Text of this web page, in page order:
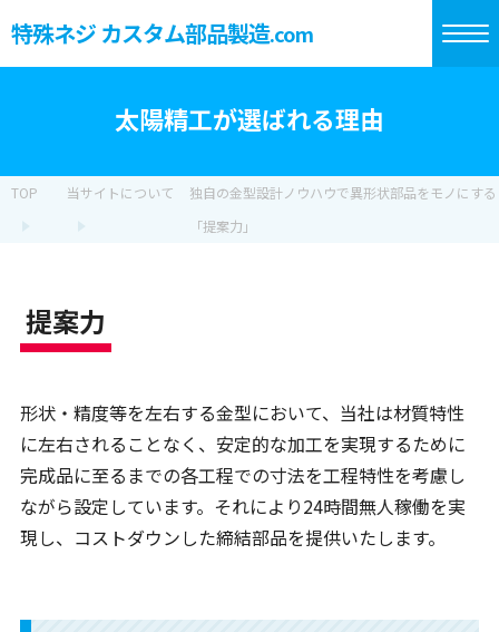
特殊ネジ カスタム部品製造.com
太陽精工が選ばれる理由
TOP 当サイトについて
独自の金型設計ノウハウで異形状部品をモノにする
「提案力」
提案力
形状・精度等を左右する金型において、当社は材質特性
に左右されることなく、安定的な加工を実現するために
完成品に至るまでの各工程での寸法を工程特性を考慮し
ながら設定しています。それにより24時間無人稼働を実
現し、コストダウンした締結部品を提供いたします。